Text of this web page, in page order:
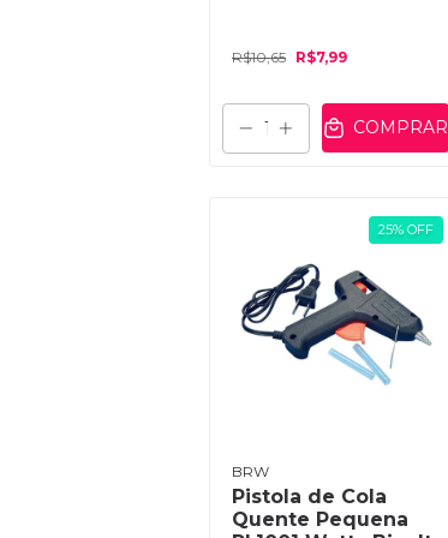
R$10,65 R$7,99
COMPRAR
25%OFF
BRW
Pistola de Cola
Quente Pequena